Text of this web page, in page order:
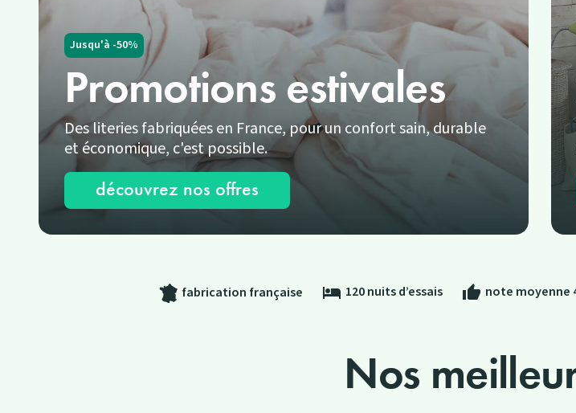
Jusqu'à -50%
Promotions estivales
Des literies fabriquées en France, pour un confort sain, durable
et économique, c'est possible.
découvrez nos offres
fabrication française hotel 120 nuits d’essais thumb_up note moyenne
Nos